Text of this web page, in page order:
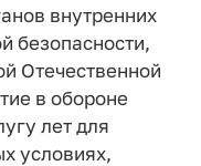
внутренних
безопасности,
Отечественной
в обороне
лет для
условиях,